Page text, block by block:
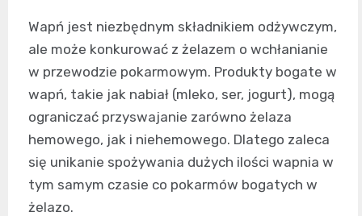
Wapń jest niezbędnym składnikiem odżywczym,
ale może konkurować z żelazem o wchłanianie
w przewodzie pokarmowym. Produkty bogate w
wapń, takie jak nabiał (mleko, ser, jogurt), mogą
ograniczać przyswajanie zarówno żelaza
hemowego, jak i niehemowego. Dlatego zaleca
się unikanie spożywania dużych ilości wapnia w
tym samym czasie co pokarmów bogatych w
żelazo.